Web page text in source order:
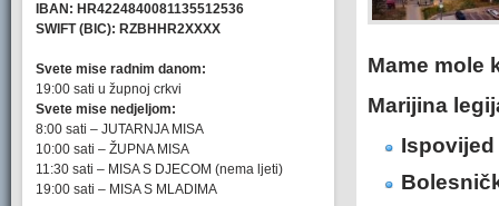
IBAN: HR4224840081135512536
SWIFT (BIC): RZBHHR2XXXX
Svete mise radnim danom:
19:00 sati u župnoj crkvi
Svete mise nedjeljom:
8:00 sati – JUTARNJA MISA
10:00 sati – ŽUPNA MISA
11:30 sati – MISA S DJECOM (nema ljeti)
19:00 sati – MISA S MLADIMA
Mame mole
Marijina
Ispovijed